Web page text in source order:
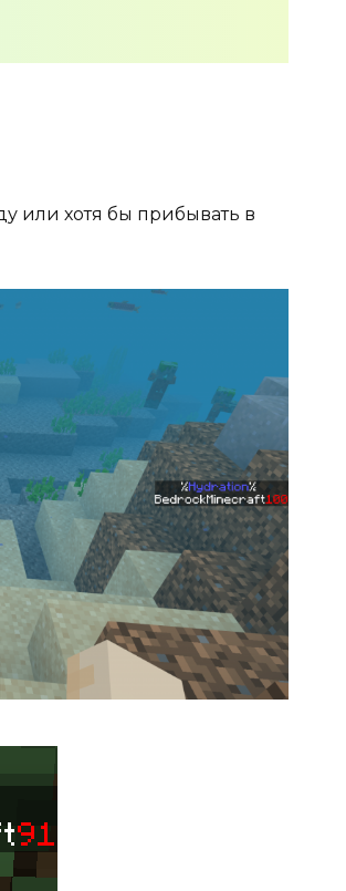
или хотя бы прибывать в